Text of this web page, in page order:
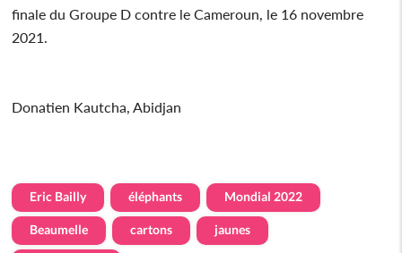
finale du Groupe D contre le Cameroun, le 16 novembre
2021.
Donatien Kautcha, Abidjan
Eric Bailly éléphants Mondial 2022
Beaumelle cartons jaunes